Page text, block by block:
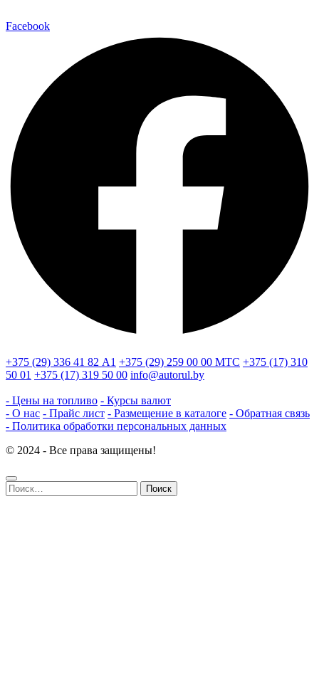
Facebook
+375 (29) 336 41 82 А1 +375 (29) 259 00 00 МТС +375 (17) 310
50 01 +375 (17) 319 50 00 info@autorul.by
- Цены на топливо - Курсы валют
- О нас - Прайс лист - Размещение в каталоге - Обратная связь
- Политика обработки персональных данных
© 2024 - Все права защищены!
Найти: